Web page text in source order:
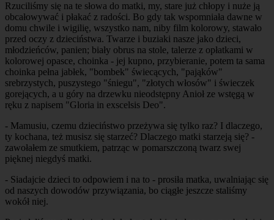
Rzuciliśmy się na te słowa do matki, my, stare już chłopy i nuże ją
obcałowywać i płakać z radości. Bo gdy tak wspomniała dawne w
domu chwile i wigilię, wszystko nam, niby film kolorowy, stawało
przed oczy z dzieciństwa. Twarze i buziaki nasze jako dzieci,
młodzieńców, panien; biały obrus na stole, talerze z opłatkami w
kolorowej opasce, choinka - jej kupno, przybieranie, potem ta sama
choinka pełna jabłek, "bombek" świecących, "pająków"
srebrzystych, puszystego "śniegu", "złotych włosów" i świeczek
gorejących, a u góry na drzewku nieodstępny Anioł ze wstęgą w
ręku z napisem "Gloria in exscelsis Deo".
- Mamusiu, czemu dzieciństwo przeżywa się tylko raz? I dlaczego,
ty kochana, też musisz się starzeć? Dlaczego matki starzeją się? -
zawołałem ze smutkiem, patrząc w pomarszczoną twarz swej
pięknej niegdyś matki.
- Siadajcie dzieci to odpowiem i na to - prosiła matka, uwalniając się
od naszych dowodów przywiązania, bo ciągłe jeszcze staliśmy
wokół niej.